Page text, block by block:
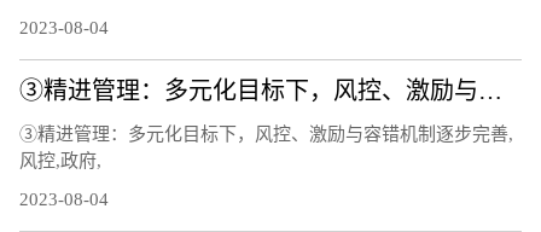
2023-08-04
③精进管理：多元化目标下，风控、激励与容错机制逐步完善
③精进管理：多元化目标下，风控、激励与容错机制逐步完善,
风控,政府,
2023-08-04